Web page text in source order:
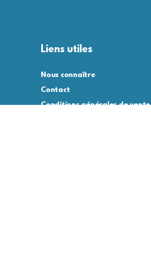
Liens utiles
Nous connaître
Contact
Conditions générales de vente